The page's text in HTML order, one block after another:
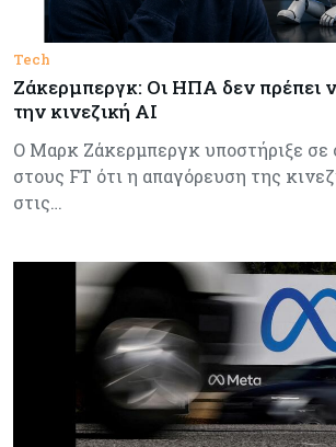
Tech
Ζάκερμπεργκ: Οι ΗΠΑ δεν πρέπει
την κινεζική AI
Ο Μαρκ Ζάκερμπεργκ υποστήριξε σε
στους FT ότι η απαγόρευση της
στις…